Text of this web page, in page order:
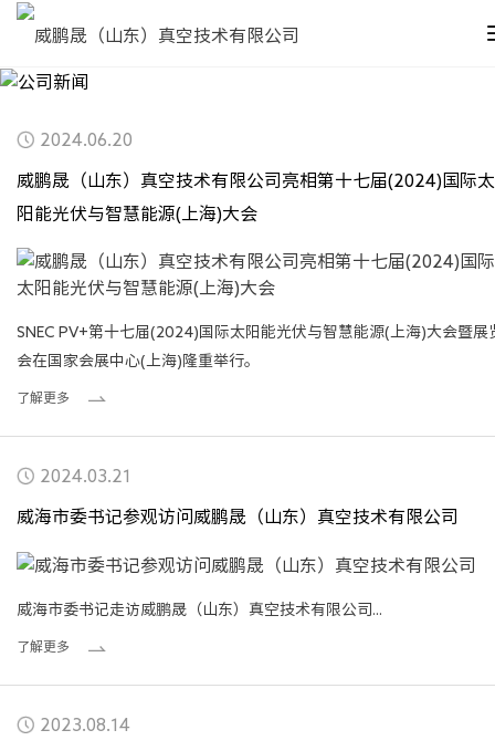
2024.06.20
威鹏晟（山东）真空技术有限公司亮相第十七届(2024)国际太
阳能光伏与智慧能源(上海)大会
SNEC PV+第十七届(2024)国际太阳能光伏与智慧能源(上海)大会暨展
会在国家会展中心(上海)隆重举行。
了解更多
2024.03.21
威海市委书记参观访问威鹏晟（山东）真空技术有限公司
威海市委书记走访威鹏晟（山东）真空技术有限公司...
了解更多
2023.08.14